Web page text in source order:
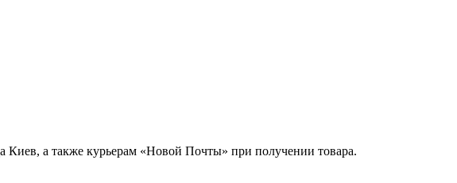
Киев, а также курьерам «Новой Почты» при получении товара.